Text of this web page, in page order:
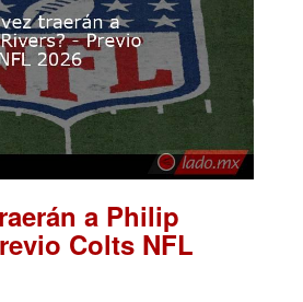
a Philip
Colts NFL